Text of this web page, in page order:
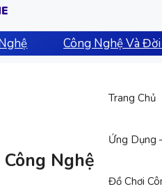
Công Nghệ Và
Nghệ
Trang Chủ
Ứng Dụng
Đồ Chơi